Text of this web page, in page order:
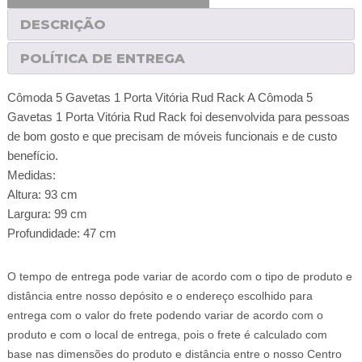
DESCRIÇÃO
POLÍTICA DE ENTREGA
Cômoda 5 Gavetas 1 Porta Vitória Rud Rack A Cômoda 5
Gavetas 1 Porta Vitória Rud Rack foi desenvolvida para pessoas
de bom gosto e que precisam de móveis funcionais e de custo
benefício.
Medidas:
Altura: 93 cm
Largura: 99 cm
Profundidade: 47 cm
O tempo de entrega pode variar de acordo com o tipo de produto e
distância entre nosso depósito e o endereço escolhido para
entrega com o valor do frete podendo variar de acordo com o
produto e com o local de entrega, pois o frete é calculado com
base nas dimensões do produto e distância entre o nosso Centro